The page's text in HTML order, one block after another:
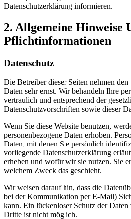
Datenschutzerklärung informieren.
2. Allgemeine Hinweise
Pflichtinformationen
Datenschutz
Die Betreiber dieser Seiten nehmen
Daten sehr ernst. Wir behandeln Ihre
vertraulich und entsprechend der
Datenschutzvorschriften sowie dieser
Wenn Sie diese Website benutzen,
personenbezogene Daten erhoben.
Daten, mit denen Sie persönlich
vorliegende Datenschutzerklärung
erheben und wofür wir sie nutzen. Sie
welchem Zweck das geschieht.
Wir weisen darauf hin, dass die
bei der Kommunikation per E-Mail)
kann. Ein lückenloser Schutz der
Dritte ist nicht möglich.